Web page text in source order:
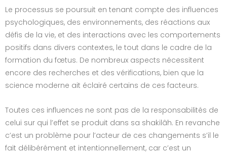
Le processus se poursuit en tenant compte des influences
psychologiques, des environnements, des réactions aux
défis de la vie, et des interactions avec les comportements
positifs dans divers contextes, le tout dans le cadre de la
formation du fœtus. De nombreux aspects nécessitent
encore des recherches et des vérifications, bien que la
science moderne ait éclairé certains de ces facteurs.
Toutes ces influences ne sont pas de la responsabilités de
celui sur qui l’effet se produit dans sa shakilâh. En revanche
c’est un problème pour l’acteur de ces changements s’il le
fait délibérément et intentionnellement, car c’est un